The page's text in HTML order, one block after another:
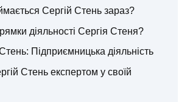
Сергій Стень зараз?
діяльності Сергія Стеня?
Підприємницька діяльність
Стень експертом у своїй